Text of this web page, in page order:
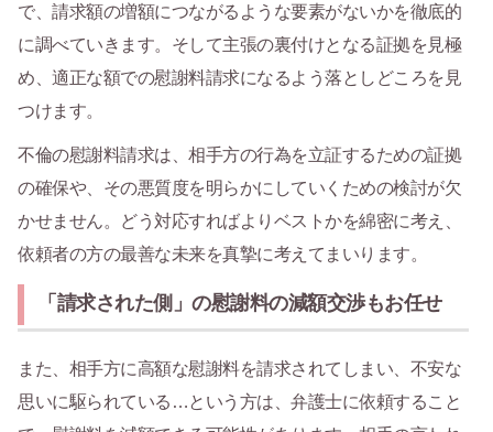
で、請求額の増額につながるような要素がないかを徹底的
に調べていきます。そして主張の裏付けとなる証拠を見極
め、適正な額での慰謝料請求になるよう落としどころを見
つけます。
不倫の慰謝料請求は、相手方の行為を立証するための証拠
の確保や、その悪質度を明らかにしていくための検討が欠
かせません。どう対応すればよりベストかを綿密に考え、
依頼者の方の最善な未来を真摯に考えてまいります。
「請求された側」の慰謝料の減額交渉もお任せ
また、相手方に高額な慰謝料を請求されてしまい、不安な
思いに駆られている…という方は、弁護士に依頼すること